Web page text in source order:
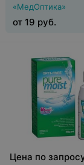
«МедОптика»
от 19 руб.
Цена по